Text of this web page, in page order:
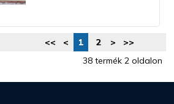
<< < 1 2 >
>>
38 termék 2 oldalon